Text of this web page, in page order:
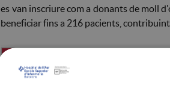
es van inscriure com a donants de moll
beneficiar fins a 216 pacients,